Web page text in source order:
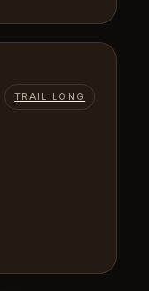
TRAIL LONG